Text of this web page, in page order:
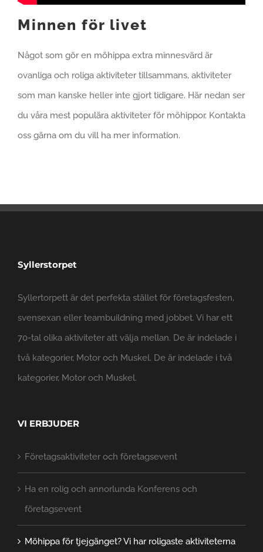
Minnen för livet
Något som gör en möhippa extra minnesvärd är
ovanliga och roliga aktiviteter tillsammans, aktiviteter
som man kanske heller inte gjort tidigare. Här nedan ser
du våra mest populära aktiviteter för möhippor. Kontakta
oss gärna om du vill ha mer information.
Syllerstorpet
Syllertorpett är det perfekta stället för företagsfesten,
svensexan eller teambuildning med jobbet. Vi har ett
70-tal olika aktiviteter att välja mellan. De är indelade i
två kategorier, Motor och Muskel. De är indelade i två
kategorier, Motor och Muskel.
VI ERBJUDER
Företagsaktiviteter och företagsevent
Ha en rolig och annorlunda Konferens och
företagsevent
Möhippa för tjejgänget? Vi har roligaste aktiviteterna